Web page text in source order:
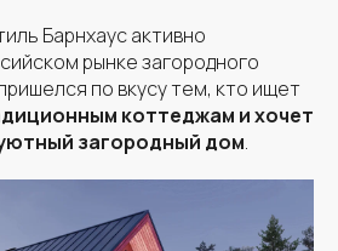
Барнхаус активно
рынке загородного
по вкусу тем, кто ищет
коттеджам и хочет
загородный дом.